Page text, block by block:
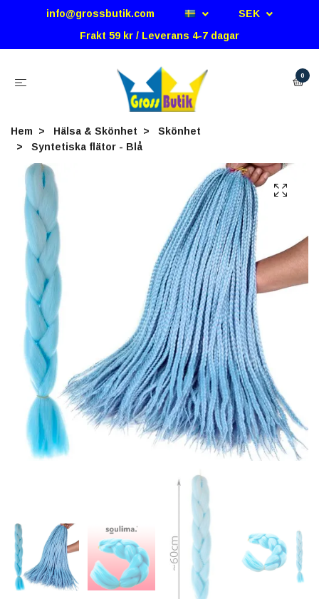
info@grossbutik.com
SEK
Frakt 59 kr / Leverans 4-7 dagar
0
Hem Hälsa & Skönhet
Skönhet
Syntetiska flätor - Blå